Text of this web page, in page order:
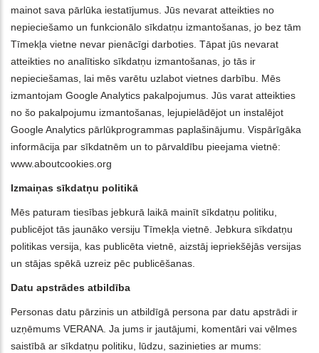
mainot sava pārlūka iestatījumus. Jūs nevarat atteikties no
nepieciešamo un funkcionālo sīkdatņu izmantošanas, jo bez tām
Tīmekļa vietne nevar pienācīgi darboties. Tāpat jūs nevarat
atteikties no analītisko sīkdatņu izmantošanas, jo tās ir
nepieciešamas, lai mēs varētu uzlabot vietnes darbību. Mēs
izmantojam Google Analytics pakalpojumus. Jūs varat atteikties
no šo pakalpojumu izmantošanas, lejupielādējot un instalējot
Google Analytics pārlūkprogrammas paplašinājumu. Vispārīgāka
informācija par sīkdatnēm un to pārvaldību pieejama vietnē:
www.aboutcookies.org
Izmaiņas sīkdatņu politikā
Mēs paturam tiesības jebkurā laikā mainīt sīkdatņu politiku,
publicējot tās jaunāko versiju Tīmekļa vietnē. Jebkura sīkdatņu
politikas versija, kas publicēta vietnē, aizstāj iepriekšējās versijas
un stājas spēkā uzreiz pēc publicēšanas.
Datu apstrādes atbildība
Personas datu pārzinis un atbildīgā persona par datu apstrādi ir
uzņēmums VERANA. Ja jums ir jautājumi, komentāri vai vēlmes
saistībā ar sīkdatņu politiku, lūdzu, sazinieties ar mums: